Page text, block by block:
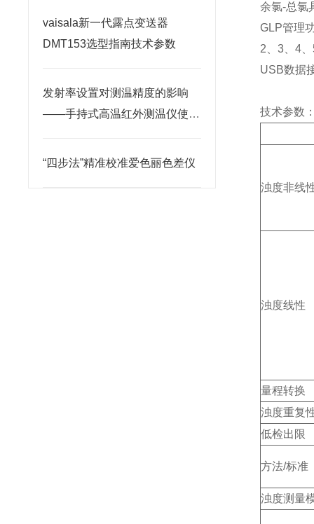
vaisala新一代露点变送器
DMT153选型指南技术参数
发射率设置对测温精度的影响
——手持式高温红外测温仪使用
“四步法”精准校准爱色丽色差仪
余氯-总氯
GLP管理
2、3、4
USB数据
技术参数
浊度非线
浊度线性
量程转换
浊度重复
低检出限
方法/标准
浊度测量